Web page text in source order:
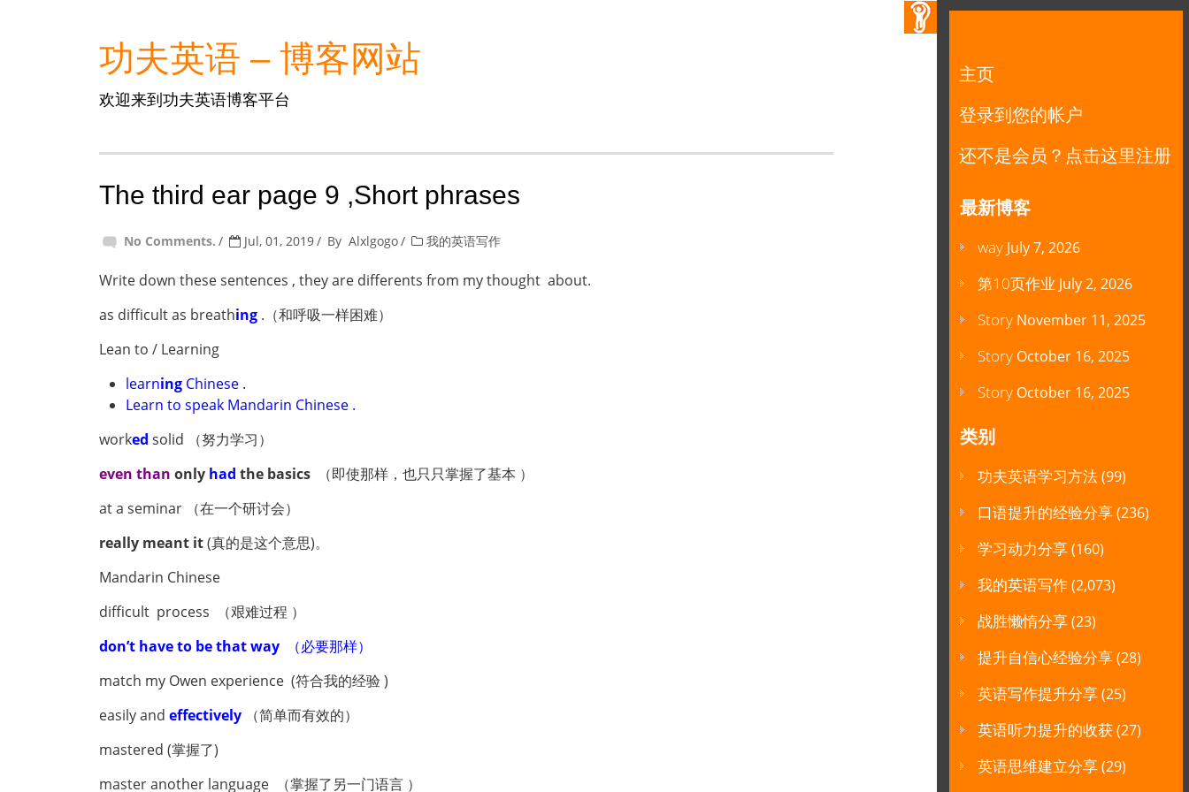
功夫英语 – 博客网站
欢迎来到功夫英语博客平台
The third ear page 9 ,Short phrases
No Comments. Jul, 01, 2019 By Alxlgogo 我的英语写作
Write down these sentences , they are differents from my thought about.
as difficult as breathing .（和呼吸一样困难）
Lean to / Learning
learning Chinese .
Learn to speak Mandarin Chinese .
worked solid
（努力学习）
even than only had the basics （即使那样，也只只掌握了基本 ）
at a seminar （在一个研讨会）
really meant it(真的是这个意思)。
Mandarin Chinese
difficult process （艰难过程 ）
don’t have to be that way
（必要那样）
match my Owen experience (符合我的经验 )
easily and effectively
（简单而有效的）
mastered (掌握了)
master another language （掌握了另一门语言 ）
主页
登录到您的帐户
还不是会员？点击这里注册
最新博客
way July 7, 2026
第10页作业 July 2, 2026
Story November 11, 2025
Story October 16, 2025
Story October 16, 2025
类别
功夫英语学习方法(99)
口语提升的经验分享(236)
学习动力分享(160)
我的英语写作(2,073)
战胜懒惰分享(23)
提升自信心经验分享(28)
英语写作提升分享(25)
英语听力提升的收获(27)
英语思维建立分享(29)